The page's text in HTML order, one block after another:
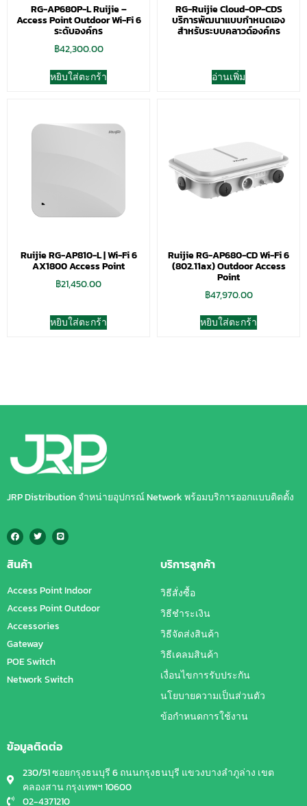
RG-AP680P-L Ruijie –
Access Point Outdoor Wi-Fi 6
ระดับองค์กร
฿42,300.00
หยิบใส่ตะกร้า
RG-Ruijie Cloud-OP-CDS
บริการพัฒนาแบบกำหนดเอง
สำหรับระบบคลาวด์องค์กร
อ่านเพิ่ม
Ruijie RG-AP810-L | Wi-Fi 6
AX1800 Access Point
฿21,450.00
หยิบใส่ตะกร้า
Ruijie RG-AP680-CD Wi-Fi 6
(802.11ax) Outdoor Access
Point
฿47,970.00
หยิบใส่ตะกร้า
JRP Distribution จำหน่ายอุปกรณ์ Network พร้อมบริการออกแบบติดตั้ง
สินค้า
Access Point Indoor
Access Point Outdoor
Accessories
Gateway
POE Switch
Network Switch
บริการลูกค้า
วิธีสั่งซื้อ
วิธีชำระเงิน
วิธีจัดส่งสินค้า
วิธีเคลมสินค้า
เงื่อนไขการรับประกัน
นโยบายความเป็นส่วนตัว
ข้อกำหนดการใช้งาน
ข้อมูลติดต่อ
230/51 ซอยกรุงธนบุรี 6 ถนนกรุงธนบุรี แขวงบางลำภูล่าง เขต
คลองสาน กรุงเทพฯ 10600
02-4371210